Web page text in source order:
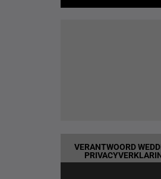
VERANTWOORD